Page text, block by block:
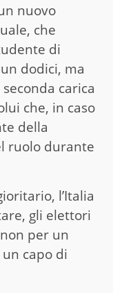
nuovo
che
di
dodici, ma
carica
che, in caso
della
ruolo durante
l’Italia
gli elettori
per un
capo di